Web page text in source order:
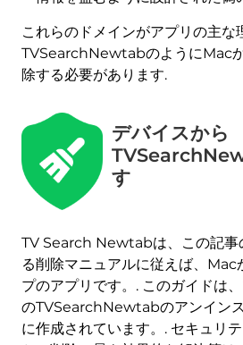
これらのドメインがアプリの主な
TVSearchNewtabのようにMac
除する必要があります.
デバイスから
す
TV Search Newtabは、この記事
る削除マニュアルに従えば、Mac
プのアプリです。. このガイドは
のTVSearchNewtabのアンイン
に作成されています。. セキュリ
今すぐ削除 (マック)
Mac用のSpyHunterで